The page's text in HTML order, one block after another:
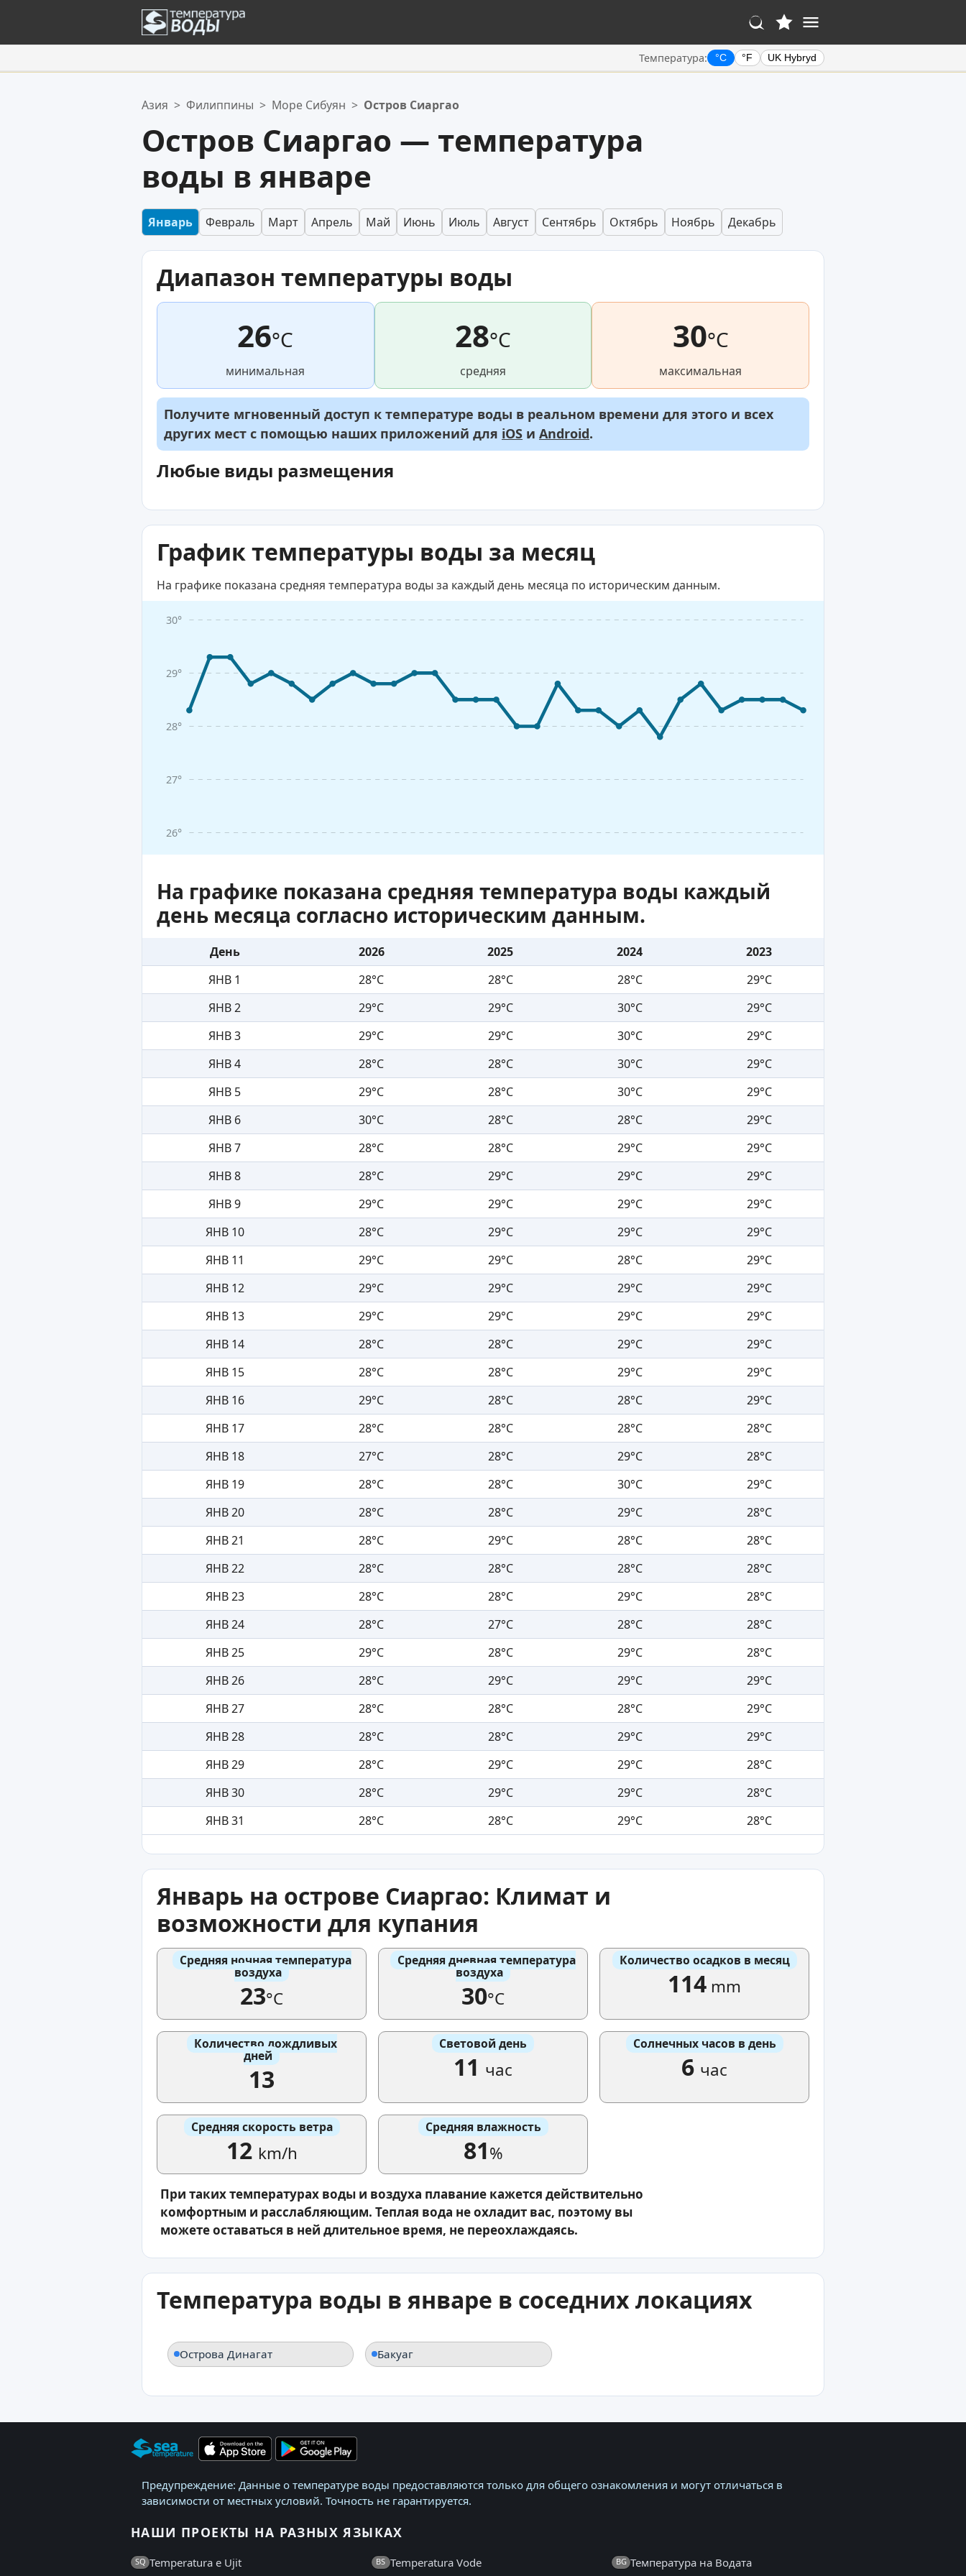
Температура: °C °F UK Hybryd
Ваш список избранного пуст.
Азия > Филиппины > Море Сибуян > Остров Сиаргао
Остров Сиаргао — температура
воды в январе
Январь Февраль Март Апрель Май Июнь Июль Август Сентябрь Октябрь Ноябрь Декабрь
Диапазон температуры воды
26°C
минимальная
28°C
средняя
30°C
максимальная
Получите мгновенный доступ к температуре воды в реальном времени для этого и всех
других мест с помощью наших приложений для iOS и Android.
Любые виды размещения
График температуры воды за месяц
На графике показана средняя температура воды за каждый день месяца по историческим данным.
26°
27°
28°
29°
30°
На графике показана средняя температура воды каждый
день месяца согласно историческим данным.
День 2026 2025 2024
2023
ЯНВ 1
28°C 28°C 28°C
29°C
ЯНВ 2
29°C 29°C 30°C
29°C
ЯНВ 3
29°C 29°C 30°C
29°C
ЯНВ 4
28°C 28°C 30°C
29°C
ЯНВ 5
29°C 28°C 30°C
29°C
ЯНВ 6
30°C 28°C 28°C
29°C
ЯНВ 7
28°C 28°C 29°C
29°C
ЯНВ 8
28°C 29°C 29°C
29°C
ЯНВ 9
29°C 29°C 29°C
29°C
ЯНВ 10
28°C 29°C 29°C
29°C
ЯНВ 11
29°C 29°C 28°C
29°C
ЯНВ 12
29°C 29°C 29°C
29°C
ЯНВ 13
29°C 29°C 29°C
29°C
ЯНВ 14
28°C 28°C 29°C
29°C
ЯНВ 15
28°C 28°C 29°C
29°C
ЯНВ 16
29°C 28°C 28°C
29°C
ЯНВ 17
28°C 28°C 28°C
28°C
ЯНВ 18
27°C 28°C 29°C
28°C
ЯНВ 19
28°C 28°C 30°C
29°C
ЯНВ 20
28°C 28°C 29°C
28°C
ЯНВ 21
28°C 29°C 28°C
28°C
ЯНВ 22
28°C 28°C 28°C
28°C
ЯНВ 23
28°C 28°C 29°C
28°C
ЯНВ 24
28°C 27°C 28°C
28°C
ЯНВ 25
29°C 28°C 29°C
28°C
ЯНВ 26
28°C 29°C 29°C
29°C
ЯНВ 27
28°C 28°C 28°C
29°C
ЯНВ 28
28°C 28°C 29°C
29°C
ЯНВ 29
28°C 29°C 29°C
28°C
ЯНВ 30
28°C 29°C 29°C
28°C
ЯНВ 31
28°C 28°C 29°C 28°C
Январь на острове Сиаргао: Климат и
возможности для купания
Средняя ночная температура
воздуха
23°C
Средняя дневная температура
воздуха
30°C
Количество осадков в месяц
114 mm
Количество дождливых
дней
13
Световой день
11 час
Солнечных часов в день
6 час
Средняя скорость ветра
12 km/h
Средняя влажность
81%
При таких температурах воды и воздуха плавание кажется действительно
комфортным и расслабляющим. Теплая вода не охладит вас, поэтому вы
можете оставаться в ней длительное время, не переохлаждаясь.
Температура воды в январе в соседних локациях
Острова Динагат Бакуаг
Предупреждение: Данные о температуре воды предоставляются только для общего ознакомления и могут отличаться в
зависимости от местных условий. Точность не гарантируется.
НАШИ ПРОЕКТЫ НА РАЗНЫХ ЯЗЫКАХ
SQ Temperatura e Ujit BS Temperatura Vode BG Температура на Водата